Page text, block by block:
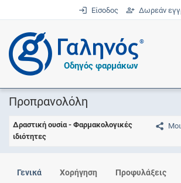
Είσοδος Δωρεάν
®
Οδηγός φαρμάκων
Προπρανολόλη
Δραστική ουσία - Φαρμακολογικές
ιδιότητες
Γενικά Χορήγηση Προφυλάξεις